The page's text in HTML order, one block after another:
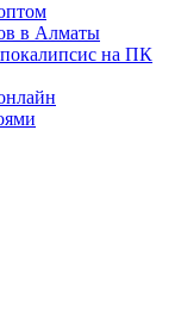
в Алматы
на ПК